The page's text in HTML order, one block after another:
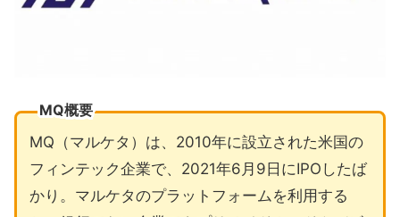
MQ概要
MQ（マルケタ）は、2010年に設立された米国の
フィンテック企業で、2021年6月9日にIPOしたば
かり。マルケタのプラットフォームを利用する